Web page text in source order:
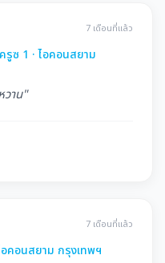
7 เดือนที่แล้ว
รูซ 1 · ไอคอนสยาม
วาน"
7 เดือนที่แล้ว
อคอนสยาม กรุงเทพฯ